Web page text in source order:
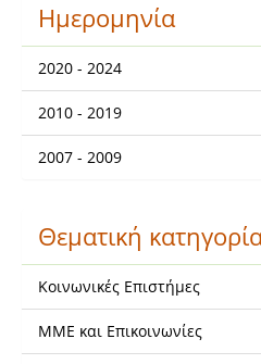
Ημερομηνία
2020 - 2024
2010 - 2019
2007 - 2009
Θεματική
Κοινωνικές Επιστήμες
ΜΜΕ και Επικοινωνίες